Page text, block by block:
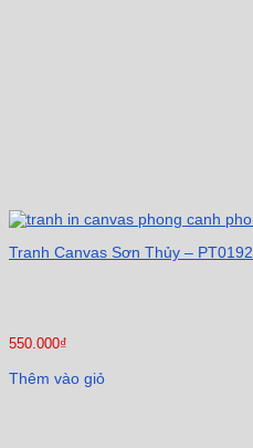
Tranh Canvas Sơn Thủy – PT0192
550.000₫
Thêm vào giỏ